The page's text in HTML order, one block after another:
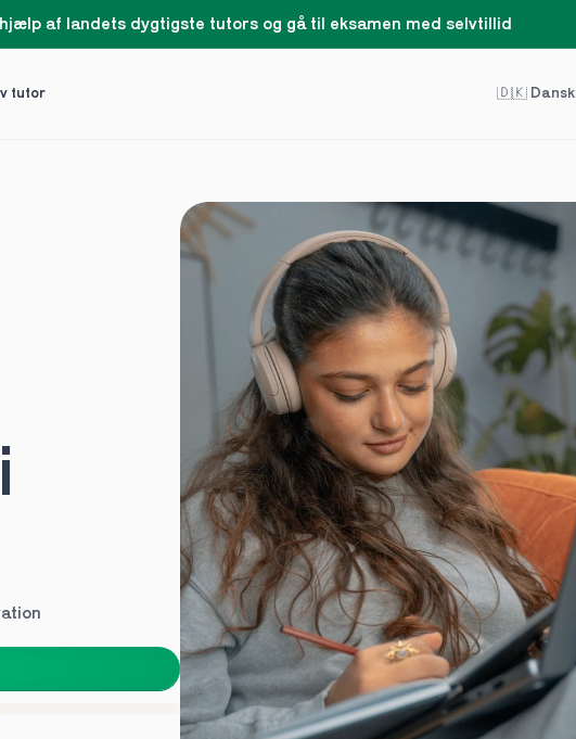
tutor 🇩🇰 Dansk
af landets dygtigste tutors og gå til eksamen med selvtillid